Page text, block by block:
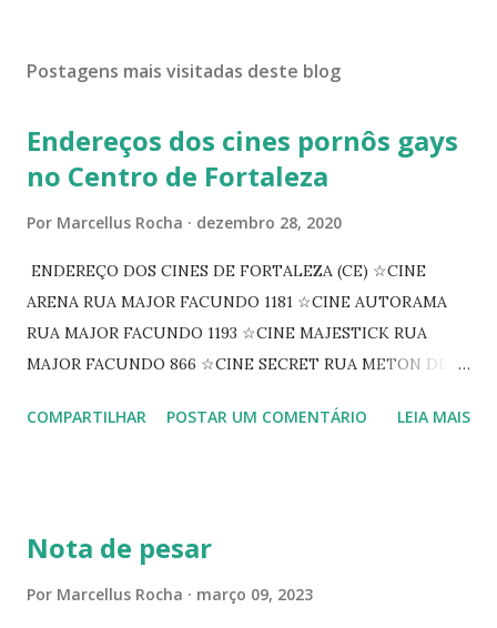
Postagens mais visitadas deste blog
Endereços dos cines pornôs gays
no Centro de Fortaleza
Por Marcellus Rocha dezembro 28, 2020
ENDEREÇO DOS CINES DE FORTALEZA (CE) ☆CINE
ARENA RUA MAJOR FACUNDO 1181 ☆CINE AUTORAMA
RUA MAJOR FACUNDO 1193 ☆CINE MAJESTICK RUA
MAJOR FACUNDO 866 ☆CINE SECRET RUA METON DE
PEIXOTO 1307 ☆CINE IRIS RUA FLORIANO PEIXOTO 1206
☆CINE VIP CLUBE RUA 24 DE MAIO 825 ☆CINE ECLIPSE
COMPARTILHAR POSTAR UM COMENTÁRIO LEIA MAIS
Nota de pesar
Por Marcellus Rocha março 09, 2023